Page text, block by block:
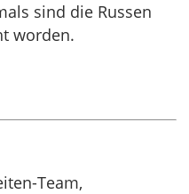
sind die Russen
worden.
Team,